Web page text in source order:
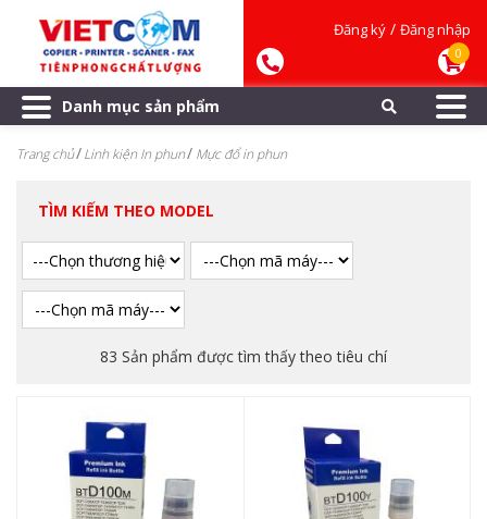
Đăng ký / Đăng nhập
0
Danh mục sản phẩm
Trang chủ Linh kiện In phun Mực đổ in phun
TÌM KIẾM THEO MODEL
83 Sản phẩm được tìm thấy theo tiêu chí